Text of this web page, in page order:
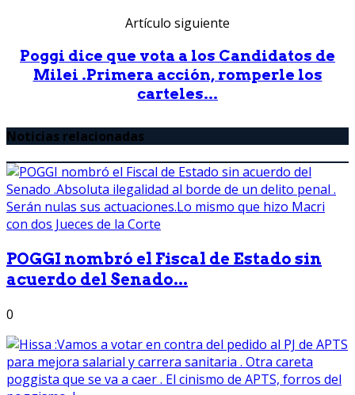
Artículo siguiente
Poggi dice que vota a los Candidatos de
Milei .Primera acción, romperle los
carteles...
Noticias relacionadas
POGGI nombró el Fiscal de Estado sin
acuerdo del Senado...
0